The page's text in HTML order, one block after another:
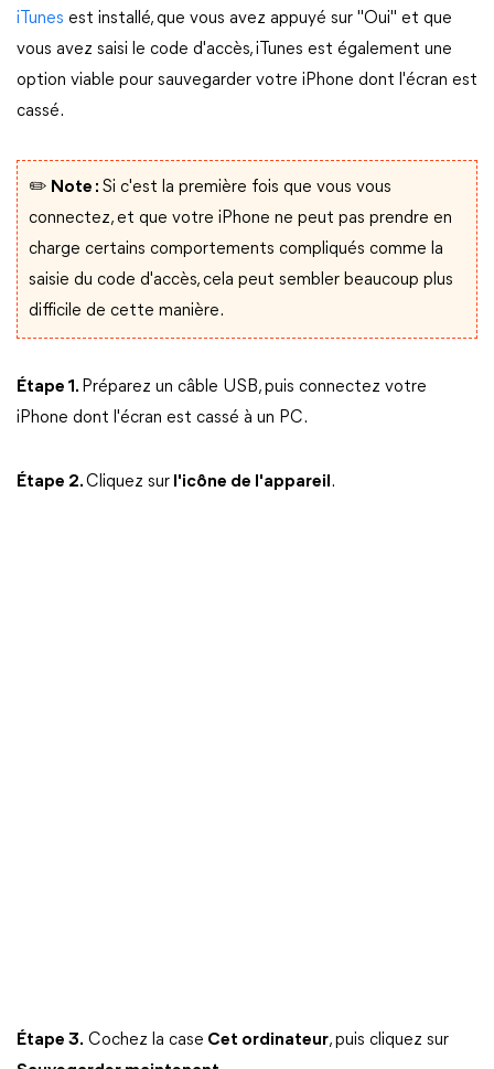
iTunes est installé, que vous avez appuyé sur "Oui" et que
vous avez saisi le code d'accès, iTunes est également une
option viable pour sauvegarder votre iPhone dont l'écran est
cassé.
✏️ Note : Si c'est la première fois que vous vous
connectez, et que votre iPhone ne peut pas prendre en
charge certains comportements compliqués comme la
saisie du code d'accès, cela peut sembler beaucoup plus
difficile de cette manière.
Étape 1. Préparez un câble USB, puis connectez votre
iPhone dont l'écran est cassé à un PC.
Étape 2.Cliquez sur l'icône de l'appareil .
Étape 3. Cochez la case Cet ordinateur, puis cliquez sur